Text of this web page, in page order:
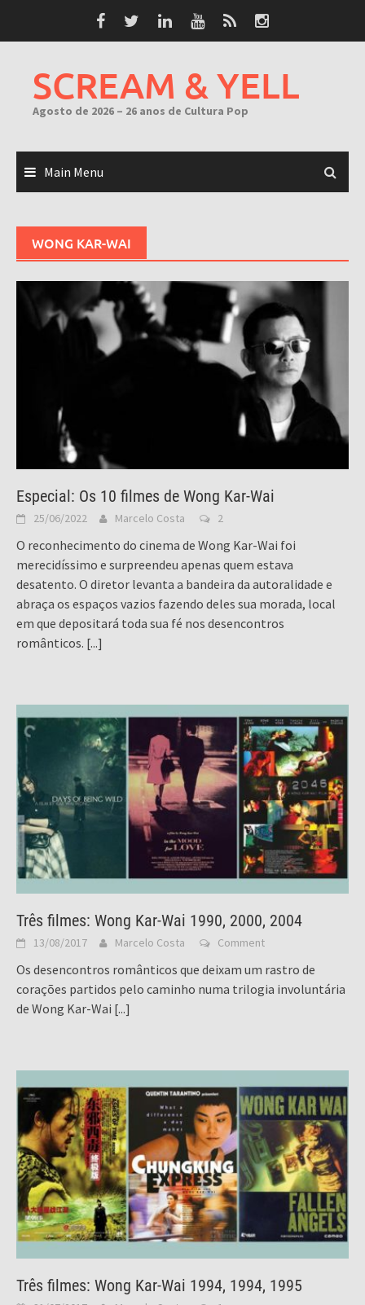
SCREAM & YELL
Agosto de 2026 – 26 anos de Cultura Pop
Main Menu
WONG KAR-WAI
Especial: Os 10 filmes de Wong Kar-Wai
25/06/2022 Marcelo Costa 2
O reconhecimento do cinema de Wong Kar-Wai foi
merecidíssimo e surpreendeu apenas quem estava
desatento. O diretor levanta a bandeira da autoralidade e
abraça os espaços vazios fazendo deles sua morada, local
em que depositará toda sua fé nos desencontros
românticos. [...]
Três filmes: Wong Kar-Wai 1990, 2000, 2004
13/08/2017 Marcelo Costa Comment
Os desencontros românticos que deixam um rastro de
corações partidos pelo caminho numa trilogia involuntária
de Wong Kar-Wai [...]
Três filmes: Wong Kar-Wai 1994, 1994, 1995